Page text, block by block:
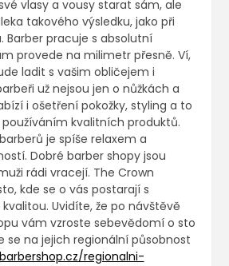
vlasy a vousy starat sám, ale
takového výsledku, jako při
Barber pracuje s absolutní
provede na milimetr přesně. Ví,
ladit s vašim obličejem i
už nejsou jen o nůžkách a
i ošetření pokožky, styling a to
kvalitních produktů.
je spíše relaxem a
Dobré barber shopy jsou
rádi vracejí. The Crown
kde se o vás postarají s
Uvidíte, že po návštěvě
vám vzroste sebevědomí o sto
se na jejich regionální působnost
regionalni-